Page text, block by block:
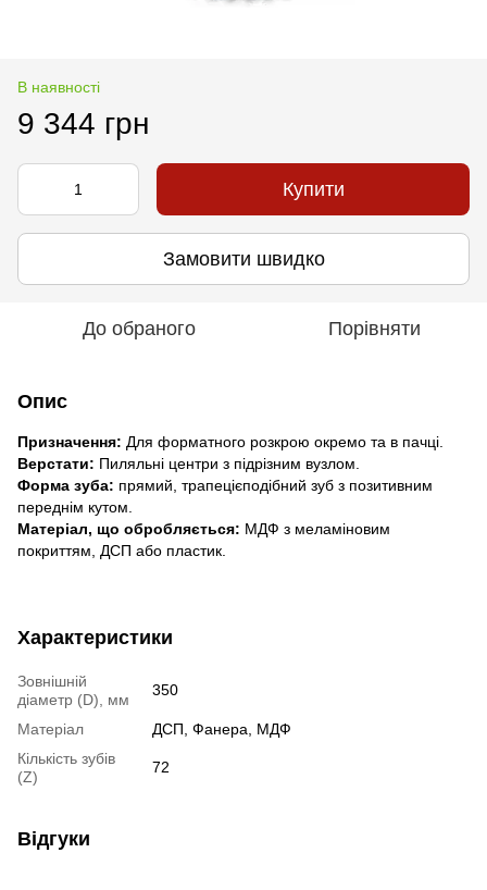
В наявності
9 344 грн
Купити
Замовити швидко
До обраного Порівняти
Опис
Призначення: Для форматного розкрою окремо та в пачці.
Верстати: Пиляльні центри з підрізним вузлом.
Форма зуба: прямий, трапецієподібний зуб з позитивним
переднім кутом.
Матеріал, що обробляється: МДФ з меламіновим
покриттям, ДСП або пластик.
Характеристики
Зовнішній
діаметр (D), мм
350
Матеріал
ДСП, Фанера, МДФ
Кількість зубів
(Z)
72
Відгуки